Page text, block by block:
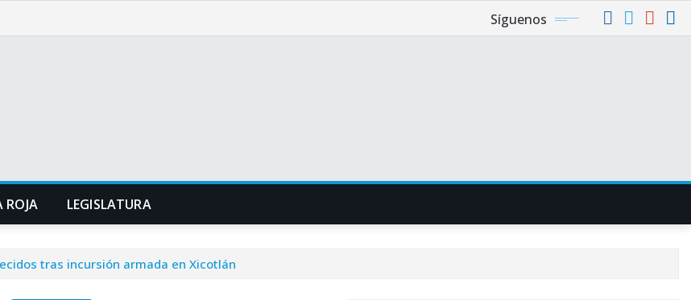
Síguenos
ROJA LEGISLATURA
tras incursión armada en Xicotlán